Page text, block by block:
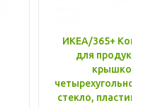
ИКЕА/365+
для
крышкой,
стекло, пластик